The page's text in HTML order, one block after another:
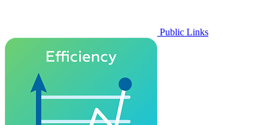
Public Links